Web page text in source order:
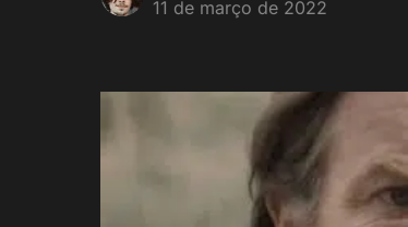
11 de março de 2022